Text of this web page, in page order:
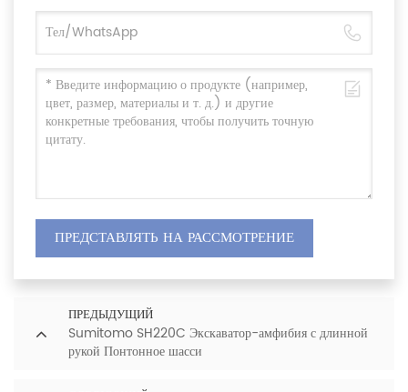
ПРЕДСТАВЛЯТЬ НА РАССМОТРЕНИЕ
ПРЕДЫДУЩИЙ
Sumitomo SH220C Экскаватор-амфибия с длинной
рукой Понтонное шасси